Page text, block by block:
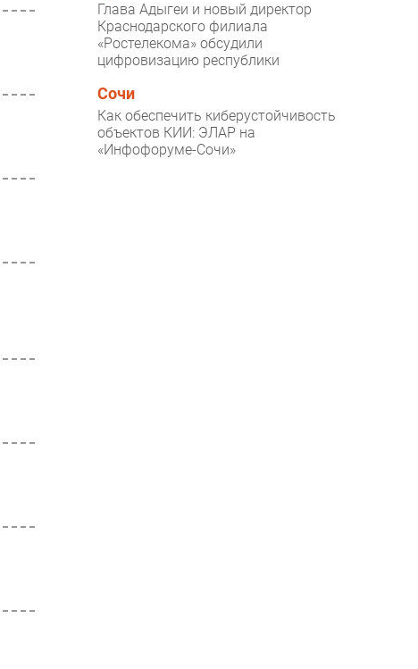
Глава Адыгеи и новый директор
Краснодарского филиала
«Ростелекома» обсудили
цифровизацию республики
Сочи
Как обеспечить киберустойчивость
объектов КИИ: ЭЛАР на
«Инфофоруме-Сочи»